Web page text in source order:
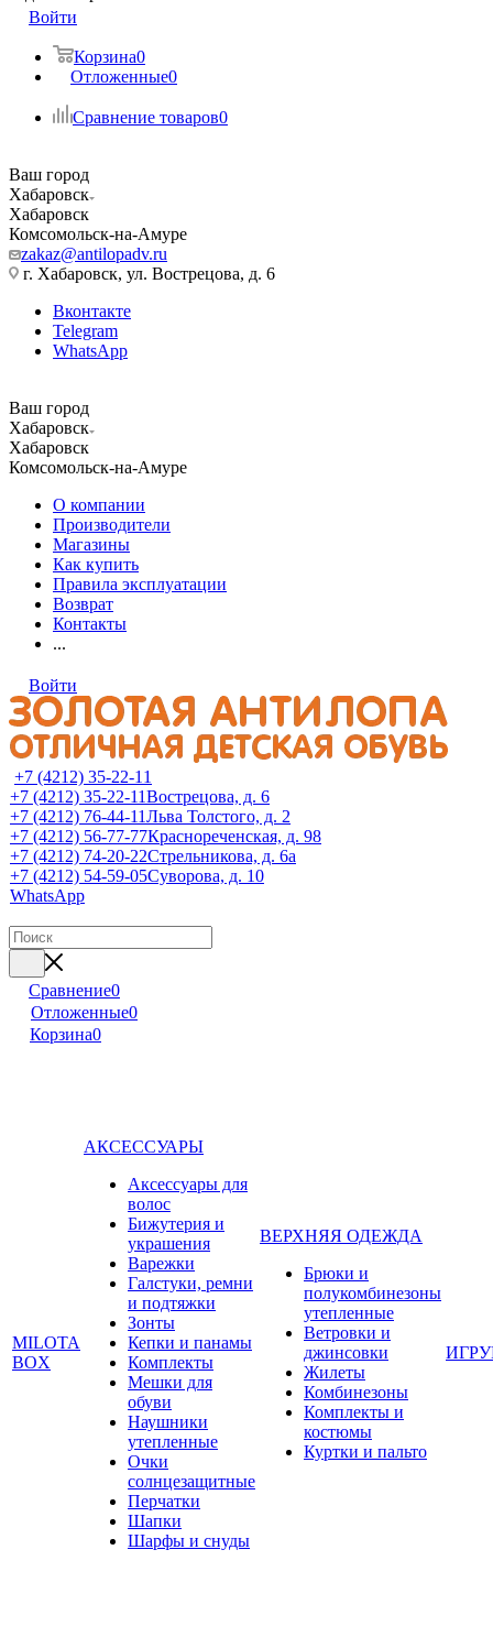
Войти
Корзина0
Отложенные0
Сравнение товаров0
Ваш город
Хабаровск
Хабаровск
Комсомольск-на-Амуре
zakaz@antilopadv.ru
г. Хабаровск, ул. Вострецова, д. 6
Вконтакте
Telegram
WhatsApp
Ваш город
Хабаровск
Хабаровск
Комсомольск-на-Амуре
О компании
Производители
Магазины
Как купить
Правила эксплуатации
Возврат
Контакты
...
Войти
+7 (4212) 35-22-11
+7 (4212) 35-22-11Вострецова, д. 6
+7 (4212) 76-44-11Льва Толстого, д. 2
+7 (4212) 56-77-77Краснореченская, д. 98
+7 (4212) 74-20-22Стрельникова, д. 6а
+7 (4212) 54-59-05Суворова, д. 10
WhatsApp
Сравнение0
Отложенные0
Корзина0
MILOTA
BOX
АКСЕССУАРЫ
Аксессуары для
волос
Бижутерия и
украшения
Варежки
Галстуки, ремни
и подтяжки
Зонты
Кепки и панамы
Комплекты
Мешки для
обуви
Наушники
утепленные
Очки
солнцезащитные
Перчатки
Шапки
Шарфы и снуды
ВЕРХНЯЯ ОДЕЖДА
Брюки и
полукомбинезоны
утепленные
Ветровки и
джинсовки
Жилеты
Комбинезоны
Комплекты и
костюмы
Куртки и пальто